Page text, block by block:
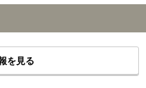
を見る